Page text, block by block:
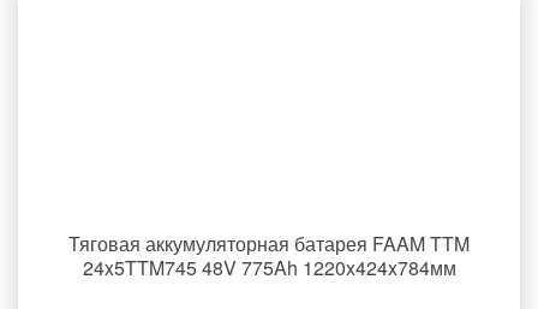
Тяговая аккумуляторная батарея FAAM TTM
24x5TTM745 48V 775Ah 1220x424x784мм